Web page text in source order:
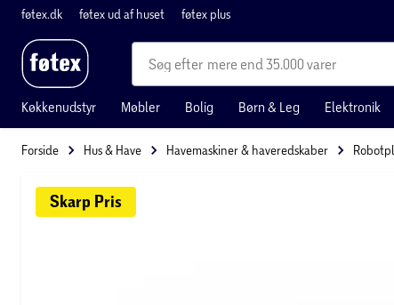
føtex.dk føtex ud af huset føtex plus
mere end 35.000 varer
Køkkenudstyr Møbler Bolig Børn & Leg Elektronik
Forside Hus & Have Havemaskiner & haveredskaber
Skarp Pris